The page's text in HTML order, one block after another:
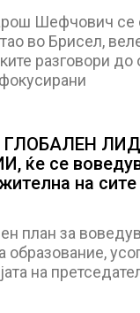
Шефчович се
во Брисел,
разговори до
се
на
план за
на